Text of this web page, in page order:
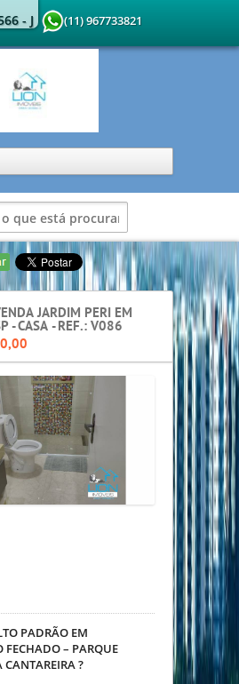
- J (11) 967733821
JARDIM PERI EM
- CASA - REF.: V086
PADRÃO EM
– PARQUE
?